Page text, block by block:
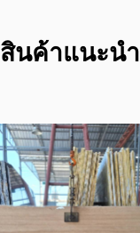
สินค้าแนะนำ